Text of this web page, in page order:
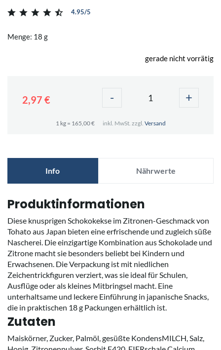
4.95/5
Menge: 18 g
gerade nicht vorrätig
2,97 € - +
1 kg = 165,00 € inkl. MwSt. zzgl. Versand
Info Nährwerte
Produktinformationen
Diese knusprigen Schokokekse im Zitronen-Geschmack von
Tohato aus Japan bieten eine erfrischende und zugleich süße
Nascherei. Die einzigartige Kombination aus Schokolade und
Zitrone macht sie besonders beliebt bei Kindern und
Erwachsenen. Die Verpackung ist mit niedlichen
Zeichentrickfiguren verziert, was sie ideal für Schulen,
Ausflüge oder als kleines Mitbringsel macht. Eine
unterhaltsame und leckere Einführung in japanische Snacks,
die in praktischen 18 g Packungen erhältlich ist.
Zutaten
Maiskörner, Zucker, Palmöl, gesüßte KondensMILCH, Salz,